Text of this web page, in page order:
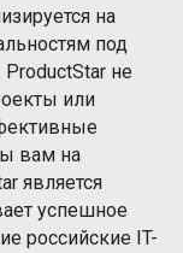
на
под
не
или
вам на
является
успешное
российские IT-